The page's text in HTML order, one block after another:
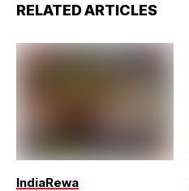
RELATED ARTICLES
IndiaRewa